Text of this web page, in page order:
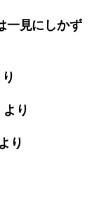
一見にしかず
より
より